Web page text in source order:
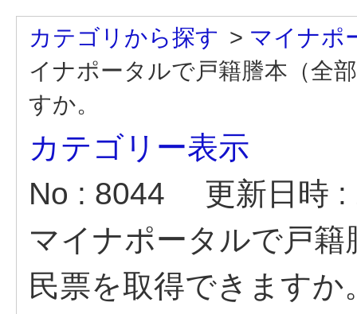
カテゴリから探す > マイナポ
イナポータルで戸籍謄本（全
すか。
カテゴリー表示
No : 8044
更新日時
マイナポータルで戸
民票を取得できますか